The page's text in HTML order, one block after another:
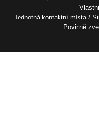
Jednotná kontaktní místa /
Povinně